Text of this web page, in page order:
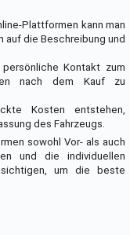
Plattformen kann man
auf die Beschreibung und
Kontakt zum
nach dem Kauf zu
Kosten entstehen,
des Fahrzeugs.
sowohl Vor- als auch
und die individuellen
um die beste